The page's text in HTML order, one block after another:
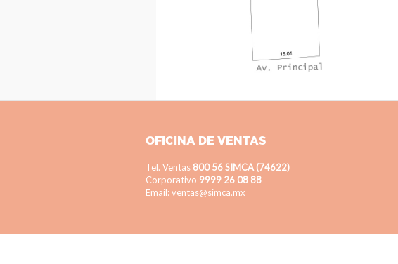
OFICINA DE VENTAS
Tel. Ventas 800 56 SIMCA (74622)
Corporativo 9999 26 08 88
Email: ventas@simca.mx